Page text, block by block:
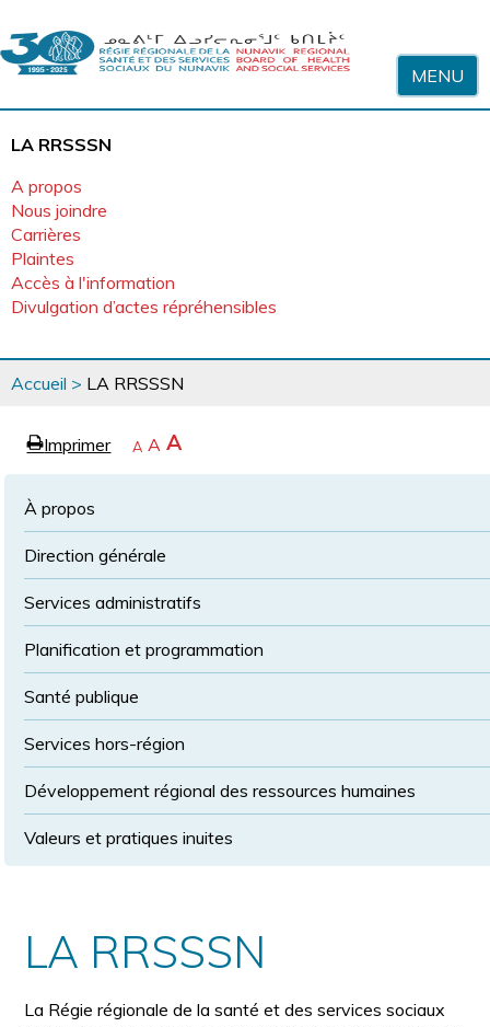
MENU
LA RRSSSN
A propos
Nous joindre
Carrières
Plaintes
Accès à l'information
Divulgation d’actes répréhensibles
Vous
êtes
Accueil > LA RRSSSN
eImprimerpageRétrécir
A Revenir
à
police
A Agrandir
la
A
À propos
Direction générale
Services administratifs
Planification et programmation
Santé publique
Services hors-région
Développement régional des ressources humaines
Valeurs et pratiques inuites
LA RRSSSN
La Régie régionale de la santé et des services sociaux